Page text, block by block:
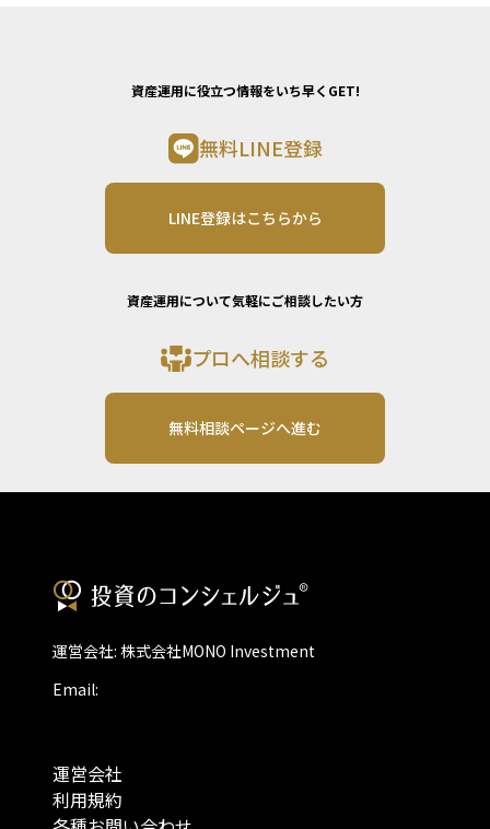
資産運用に役立つ情報をいち早くGET!
無料LINE登録
LINE登録はこちらから
資産運用について気軽にご相談したい方
プロへ相談する
無料相談ページへ進む
運営会社: 株式会社MONO Investment
Email:
運営会社
利用規約